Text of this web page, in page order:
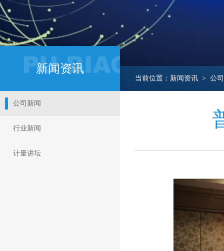
新闻资讯
当前位置：新闻资讯 > 公
公司新闻
行业新闻
计量讲坛